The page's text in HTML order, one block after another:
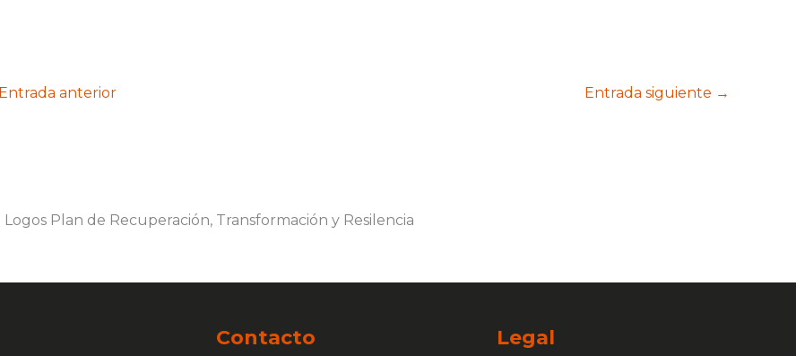
Entrada anterior Entrada siguiente →
Contacto Legal